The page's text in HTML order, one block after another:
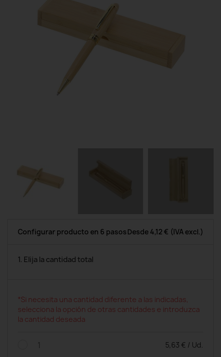
Configurar producto en 6 pasosDesde 4,12 € (IVA excl.)
1. Elija la cantidad total
*Si necesita una cantidad diferente a las indicadas,
selecciona la opción de otras cantidades e introduzca
la cantidad deseada
1 5,63 € / Ud.